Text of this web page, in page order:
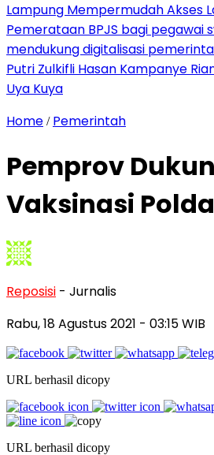
Lampung Mempermudah Akses
Pemerataan BPJS bagi pegawai
mendukung digitalisasi
Putri Zulkifli Hasan Kampanye
Uya Kuya
Home / Pemerintah
Pemprov
Vaksinasi Polda
Reposisi - Jurnalis
Rabu, 18 Agustus 2021 - 03:15 WIB
URL berhasil dicopy
URL berhasil dicopy